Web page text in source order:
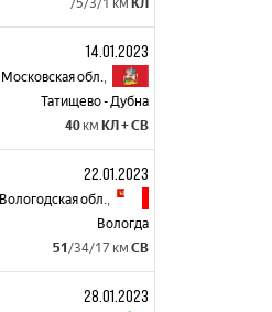
/5/3/1 км КЛ
14.01.2023
Московская обл.,
Татищево - Дубна
40 км КЛ + CВ
22.01.2023
Вологодская обл.,
Вологда
51 /34/17 км СВ
28.01.2023